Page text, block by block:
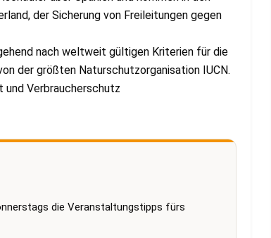
der Sicherung von Freileitungen gegen
nach weltweit gültigen Kriterien für die
der größten Naturschutzorganisation IUCN.
und Verbraucherschutz
die Veranstaltungstipps fürs